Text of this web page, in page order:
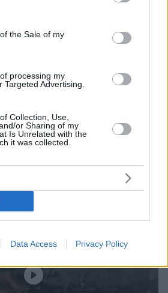
to Google and its third-party tags to
specified purposes in below Google
the Sale of my
processing my
Targeted Advertising.
Collection, Use,
or Sharing of my
Is Unrelated with the
it was collected.
Data Access Privacy Policy
Συντετριμμένος ο πατέρας